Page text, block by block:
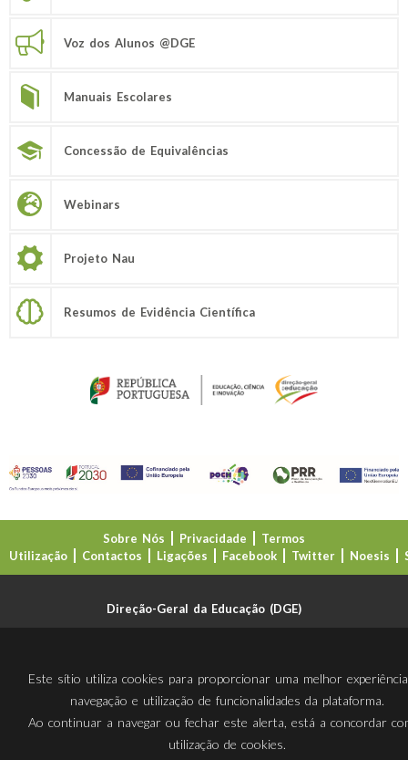
Voz dos Alunos @DGE
Manuais Escolares
Concessão de Equivalências
Webinars
Projeto Nau
Resumos de Evidência Científica
Sobre Nós Privacidade
Termos
Utilização
Contactos Ligações Facebook Twitter Noesis
Direção-Geral da Educação (DGE)
Este sítio utiliza cookies para proporcionar uma melhor
navegação e utilização de funcionalidades da plataforma.
Ao continuar a navegar ou fechar este alerta, está a concordar
utilização de cookies.